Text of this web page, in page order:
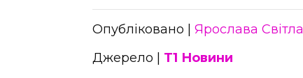
Опубліковано | Ярослава Світла
Джерело | Т1 Новини